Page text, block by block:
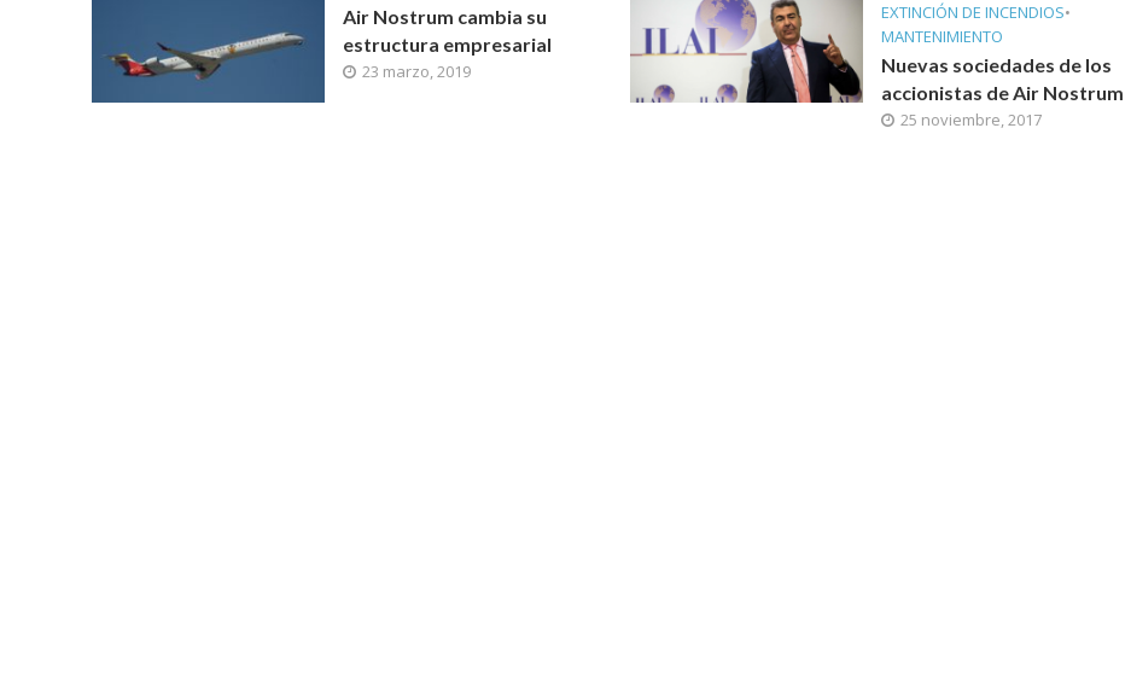
Air Nostrum cambia su
estructura empresarial
23 marzo, 2019
EXTINCIÓN DE INCENDIOS•
MANTENIMIENTO
Nuevas sociedades de los
accionistas de Air Nostrum
25 noviembre, 2017